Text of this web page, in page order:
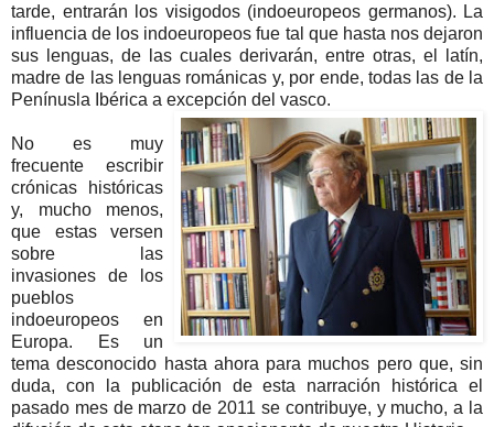
tarde, entrarán los visigodos (indoeuropeos germanos). La
influencia de los indoeuropeos fue tal que hasta nos dejaron
sus lenguas, de las cuales derivarán, entre otras, el latín,
madre de las lenguas románicas y, por ende, todas las de la
Penínusla Ibérica a excepción del vasco.
No es muy
frecuente escribir
crónicas históricas
y, mucho menos,
que estas versen
sobre las
invasiones de los
pueblos
indoeuropeos en
Europa. Es un
tema desconocido hasta ahora para muchos pero que, sin
duda, con la publicación de esta narración histórica el
pasado mes de marzo de 2011 se contribuye, y mucho, a la